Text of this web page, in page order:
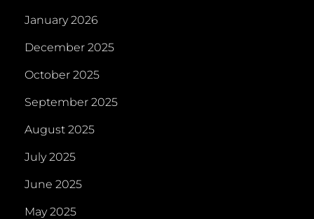
January 2026
December 2025
October 2025
September 2025
August 2025
July 2025
June 2025
May 2025